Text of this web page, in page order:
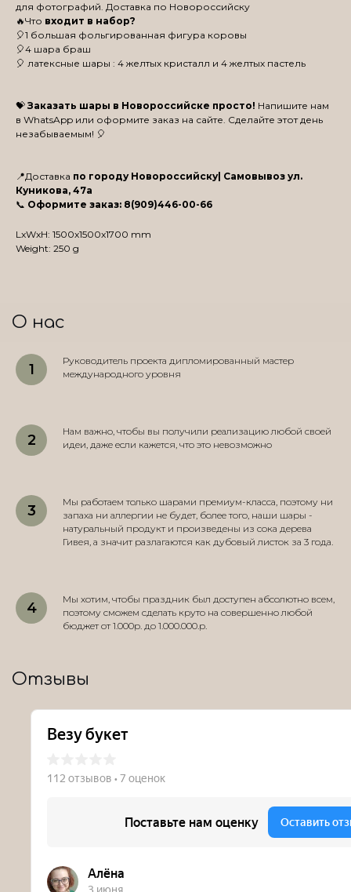
для фотографий. Доставка по Новороссийску
🔥Что входит в набор?
🎈1 большая фольгированная фигура коровы
🎈4 шара браш
🎈 латексные шары : 4 желтых кристалл и 4 желтых пастель
💝 Заказать шары в Новороссийске просто! Напишите нам
в WhatsApp или оформите заказ на сайте. Сделайте этот день
незабываемым! 🎈
📍Доставка по городу Новороссийску| Самовывоз ул.
Куникова, 47а
📞 Оформите заказ: 8(909)446-00-66
LxWxH: 1500x1500x1700 mm
Weight: 250 g
О нас
Руководитель проекта дипломированный мастер
международного уровня
Нам важно, чтобы вы получили реализацию любой своей
идеи, даже если кажется, что это невозможно
Мы работаем только шарами премиум-класса, поэтому ни
запаха ни аллергии не будет, более того, наши шары -
натуральный продукт и произведены из сока дерева
Гивея, а значит разлагаются как дубовый листок за 3 года.
Мы хотим, чтобы праздник был доступен абсолютно всем,
поэтому сможем сделать круто на совершенно любой
бюджет от 1.000р. до 1.000.000.р.
Отзывы